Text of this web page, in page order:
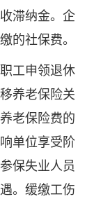
滞纳金。企
的社保费。
工申领退休
养老保险关
老保险费的
单位享受阶
保失业人员
。缓缴工伤